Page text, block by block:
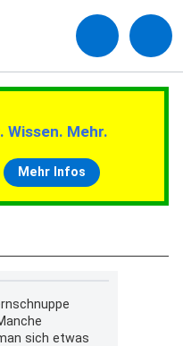
Wissen. Mehr.
Mehr Infos
sich etwas